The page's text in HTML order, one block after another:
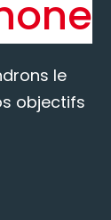
le
objectifs